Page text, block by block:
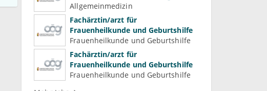
und Familienmedizin für
Psychiatrie und
Psychotherapeutische Medizin
Allgemeinmedizin
Fachärztin/arzt für
Frauenheilkunde und Geburtshilfe
Frauenheilkunde und Geburtshilfe
Fachärztin/arzt für
Frauenheilkunde und Geburtshilfe
Frauenheilkunde und Geburtshilfe